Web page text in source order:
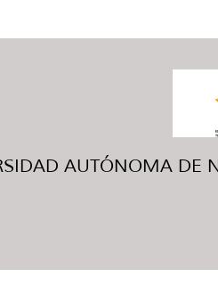
AUTÓNOMA DE